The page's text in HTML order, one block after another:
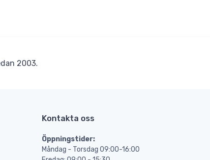
2003.
Kontakta oss
Öppningstider:
Måndag - Torsdag 09:00-16:00